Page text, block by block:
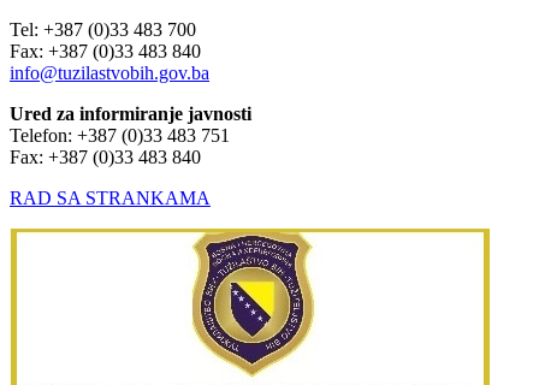
Tel: +387 (0)33 483 700
Fax: +387 (0)33 483 840
info@tuzilastvobih.gov.ba
Ured za informiranje javnosti
Telefon: +387 (0)33 483 751
Fax: +387 (0)33 483 840
RAD SA STRANKAMA